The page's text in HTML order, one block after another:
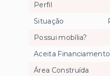
Perfil
Situação
Possui mobília?
Aceita Financiamento
Área Construída